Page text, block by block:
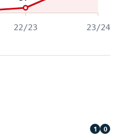
22/23 23/24
1 0